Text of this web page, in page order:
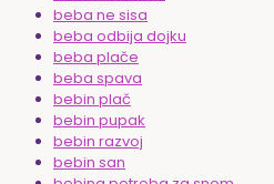
beba ne sisa
beba odbija dojku
beba plače
beba spava
bebin plač
bebin pupak
bebin razvoj
bebin san